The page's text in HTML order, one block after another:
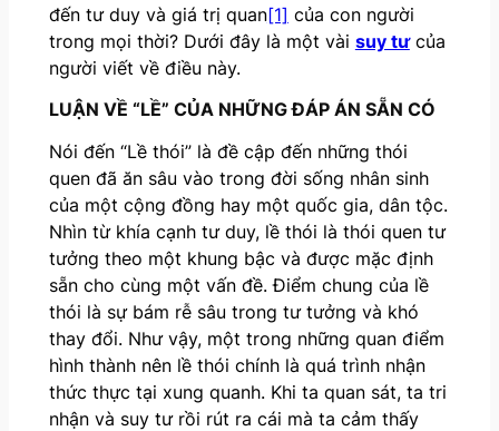
đến tư duy và giá trị quan[1] của con người
trong mọi thời? Dưới đây là một vài suy tưcủa
người viết về điều này.
LUẬN VỀ “LỀ” CỦA NHỮNG ĐÁP ÁN SẴN CÓ
Nói đến “Lề thói” là đề cập đến những thói
quen đã ăn sâu vào trong đời sống nhân sinh
của một cộng đồng hay một quốc gia, dân tộc.
Nhìn từ khía cạnh tư duy, lề thói là thói quen tư
tưởng theo một khung bậc và được mặc định
sẵn cho cùng một vấn đề. Điểm chung của lề
thói là sự bám rễ sâu trong tư tưởng và khó
thay đổi. Như vậy, một trong những quan điểm
hình thành nên lề thói chính là quá trình nhận
thức thực tại xung quanh. Khi ta quan sát, ta tri
nhận và suy tư rồi rút ra cái mà ta cảm thấy